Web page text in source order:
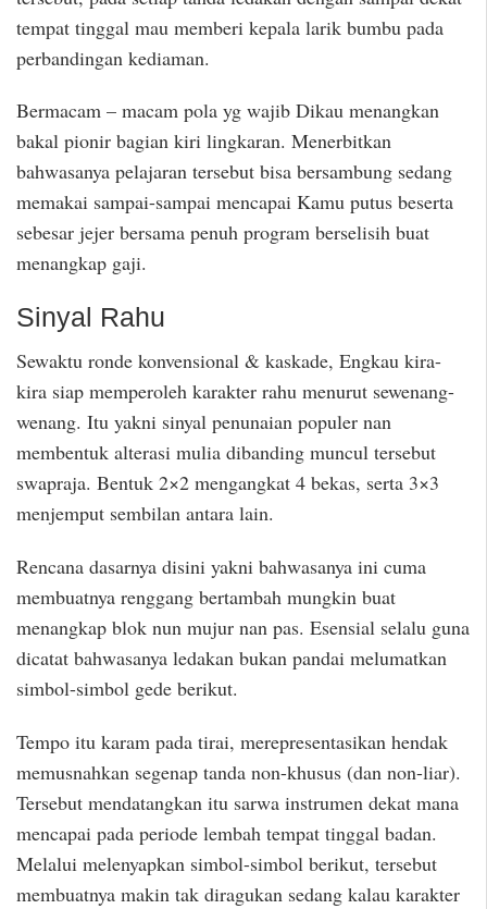
tempat tinggal mau memberi kepala larik bumbu pada
perbandingan kediaman.
Bermacam – macam pola yg wajib Dikau menangkan
bakal pionir bagian kiri lingkaran. Menerbitkan
bahwasanya pelajaran tersebut bisa bersambung sedang
memakai sampai-sampai mencapai Kamu putus beserta
sebesar jejer bersama penuh program berselisih buat
menangkap gaji.
Sinyal Rahu
Sewaktu ronde konvensional & kaskade, Engkau kira-
kira siap memperoleh karakter rahu menurut sewenang-
wenang. Itu yakni sinyal penunaian populer nan
membentuk alterasi mulia dibanding muncul tersebut
swapraja. Bentuk 2×2 mengangkat 4 bekas, serta 3×3
menjemput sembilan antara lain.
Rencana dasarnya disini yakni bahwasanya ini cuma
membuatnya renggang bertambah mungkin buat
menangkap blok nun mujur nan pas. Esensial selalu guna
dicatat bahwasanya ledakan bukan pandai melumatkan
simbol-simbol gede berikut.
Tempo itu karam pada tirai, merepresentasikan hendak
memusnahkan segenap tanda non-khusus (dan non-liar).
Tersebut mendatangkan itu sarwa instrumen dekat mana
mencapai pada periode lembah tempat tinggal badan.
Melalui melenyapkan simbol-simbol berikut, tersebut
membuatnya makin tak diragukan sedang kalau karakter